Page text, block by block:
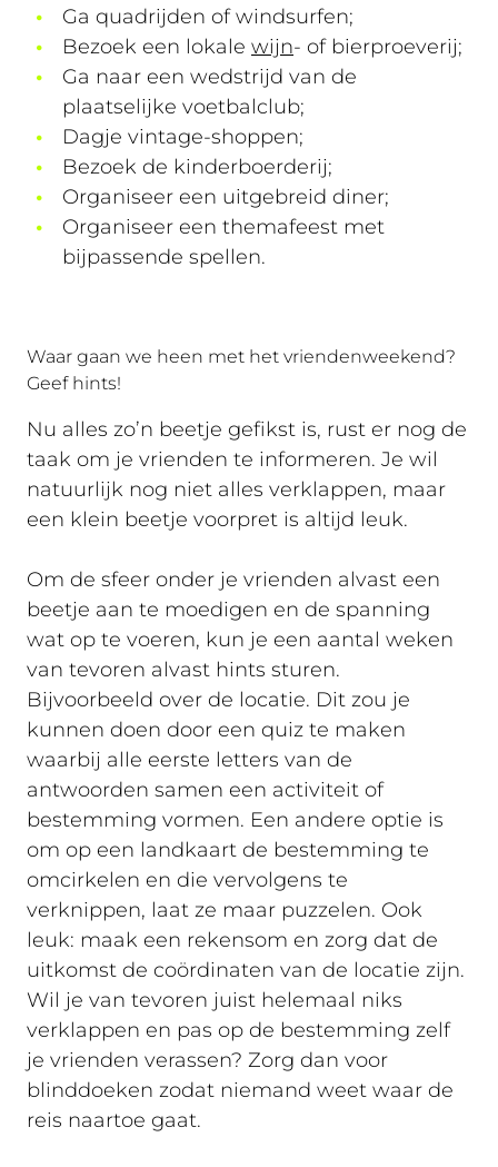
Ga quadrijden of windsurfen;
Bezoek een lokale wijn- of bierproeverij;
Ga naar een wedstrijd van de
plaatselijke voetbalclub;
Dagje vintage-shoppen;
Bezoek de kinderboerderij;
Organiseer een uitgebreid diner;
Organiseer een themafeest met
bijpassende spellen.
Waar gaan we heen met het vriendenweekend?
Geef hints!
Nu alles zo’n beetje gefikst is, rust er nog de
taak om je vrienden te informeren. Je wil
natuurlijk nog niet alles verklappen, maar
een klein beetje voorpret is altijd leuk.
Om de sfeer onder je vrienden alvast een
beetje aan te moedigen en de spanning
wat op te voeren, kun je een aantal weken
van tevoren alvast hints sturen.
Bijvoorbeeld over de locatie. Dit zou je
kunnen doen door een quiz te maken
waarbij alle eerste letters van de
antwoorden samen een activiteit of
bestemming vormen. Een andere optie is
om op een landkaart de bestemming te
omcirkelen en die vervolgens te
verknippen, laat ze maar puzzelen. Ook
leuk: maak een rekensom en zorg dat de
uitkomst de coördinaten van de locatie zijn.
Wil je van tevoren juist helemaal niks
verklappen en pas op de bestemming zelf
je vrienden verassen? Zorg dan voor
blinddoeken zodat niemand weet waar de
reis naartoe gaat.